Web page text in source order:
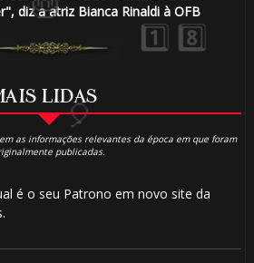
diz a atriz Bianca Rinaldi à OFB
LIDAS
as informações relevantes da época em que foram
publicadas.
é o seu Patrono em novo site da